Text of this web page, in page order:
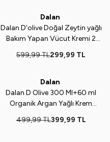
Dalan
Dalan D’olive Doğal Zeytin yağlı
Bakım Yapan Vücut Kremi 2
599,99TL299,99 TL
Dalan
Dalan D Olive 300 Ml+60 ml
Organik Argan Yağlı Krem
499,99TL399,99 TL